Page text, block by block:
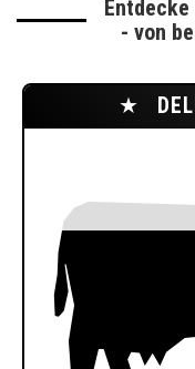
- von
★